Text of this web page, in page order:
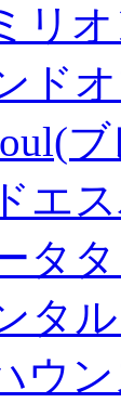
リ
ド
エ
タ
タ
ウ